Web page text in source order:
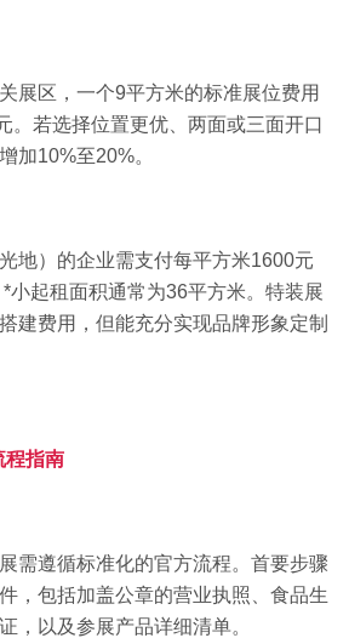
展区，一个9平方米的标准展位费用
。若选择位置更优、两面或三面开口
加10%至20%。
地）的企业需支付每平方米1600元
小起租面积通常为36平方米。特装展
建费用，但能充分实现品牌形象定制
程指南
需遵循标准化的官方流程。首要步骤
，包括加盖公章的营业执照、食品生
，以及参展产品详细清单。